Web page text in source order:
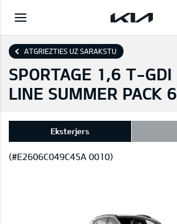
ATGRIEZTIES UZ SARAKSTU
SPORTAGE 1,6 T-
LINE SUMMER PACK
Eksterjers
(#E2606C049C45A 0010)